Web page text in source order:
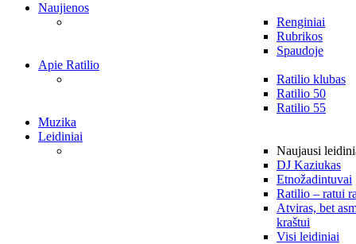
Naujienos
Renginiai
Rubrikos
Spaudoje
Apie Ratilio
Ratilio klubas
Ratilio 50
Ratilio 55
Muzika
Leidiniai
Naujausi
DJ Kaziukas
Etnožadintuvai
Ratilio – ratui
Atviras, bet
kraštui
Visi leidiniai